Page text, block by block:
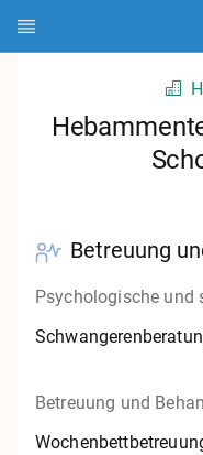
Artikel suchen
Kontakte suchen
Glossar
Betreuung
Psychologische und
Betreuung und